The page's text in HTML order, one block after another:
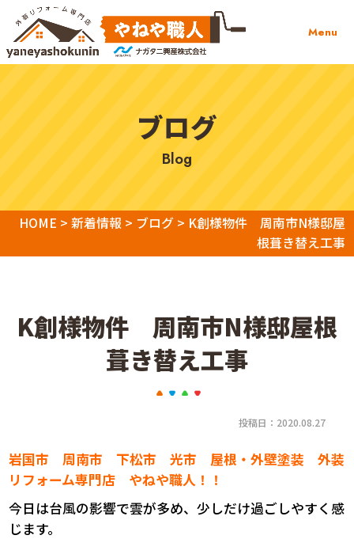
Menu
ブログ
blog
HOME > 新着情報> ブログ> K創様物件 周南市N様邸屋
根葺き替え工事
K創様物件 周南市N様邸屋根
葺き替え工事
投稿日：2020.08.27
岩国市 周南市 下松市 光市 屋根・外壁塗装 外装
リフォーム専門店 やねや職人！！
今日は台風の影響で雲が多め、少しだけ過ごしやすく感
じます。